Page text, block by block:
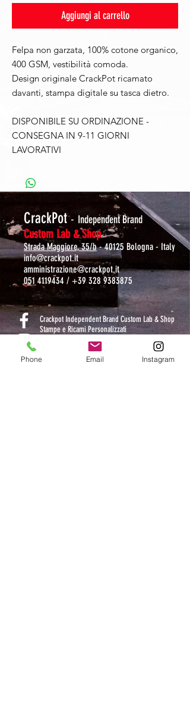
Aggiungi al carrello
Felpa non garzata, 100% cotone organico,
400 GSM, vestibilità comoda.
Design originale CrackPot ricamato
davanti, stampa digitale su tasca dietro.
DISPONIBILE SU ORDINAZIONE -
CONSEGNA IN 9-11 GIORNI
LAVORATIVI
CrackPot- Independent Brand
Custom Lab & Shop
Strada Maggiore, 35/b- 40125 Bologna - Italy
info@crackpot.it
amministrazione@crackpot.it
051 4119434 / +39 328 9383875
S
Crackpot Independent Brand Custom Lab & Shop
Stampe e Ricami Personalizzati
Phone Email Instagram